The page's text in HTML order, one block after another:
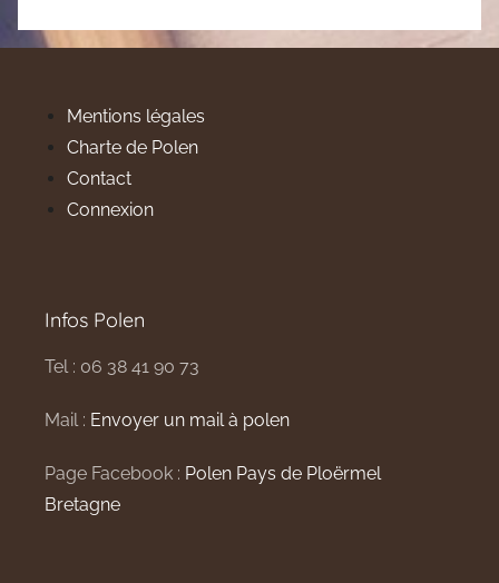
Mentions légales
Charte de Polen
Contact
Connexion
Infos Polen
Tel : 06 38 41 90 73
Mail : Envoyer un mail à polen
Page Facebook : Polen Pays de Ploërmel
Bretagne